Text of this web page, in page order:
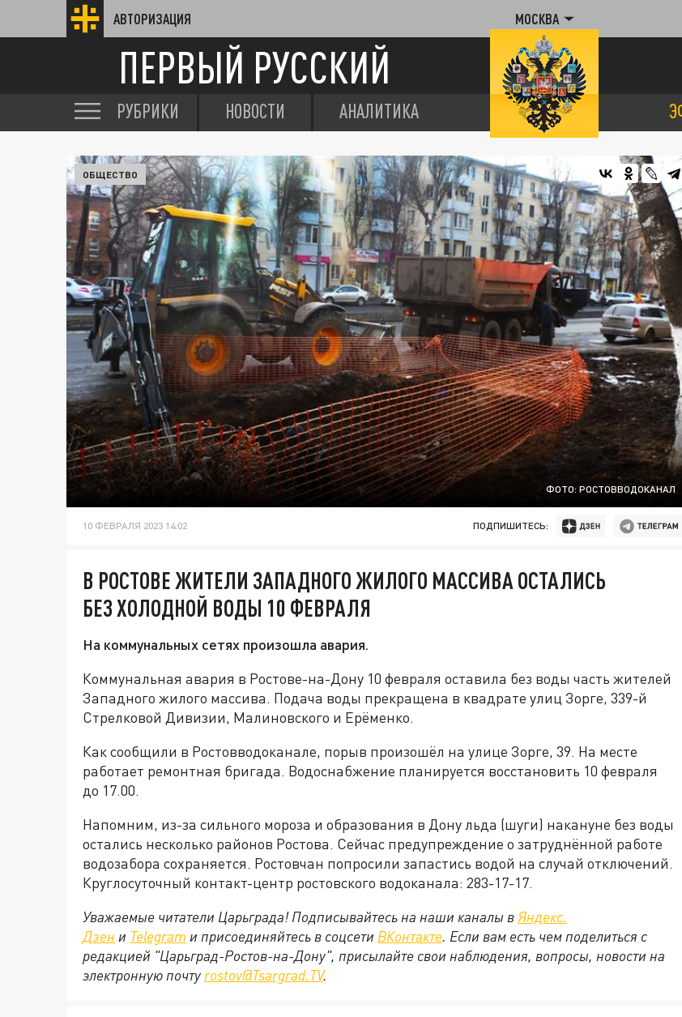
АВТОРИЗАЦИЯ МОСКВА
ПЕРВЫЙ РУССКИЙ
РУБРИКИ НОВОСТИ АНАЛИТИКА
ФОТО: РОСТОВВОДОКАНАЛ
ОБЩЕСТВО
10 ФЕВРАЛЯ 2023 14:02 ПОДПИШИТЕСЬ:
В РОСТОВЕ ЖИТЕЛИ ЗАПАДНОГО ЖИЛОГО МАССИВА ОСТАЛИСЬ
БЕЗ ХОЛОДНОЙ ВОДЫ 10 ФЕВРАЛЯ
На коммунальных сетях произошла авария.
Коммунальная авария в Ростове-на-Дону 10 февраля оставила без воды часть жителей
Западного жилого массива. Подача воды прекращена в квадрате улиц Зорге, 339-й
Стрелковой Дивизии, Малиновского и Ерёменко.
Как сообщили в Ростовводоканале, порыв произошёл на улице Зорге, 39. На месте
работает ремонтная бригада. Водоснабжение планируется восстановить 10 февраля
до 17.00.
Напомним, из-за сильного мороза и образования в Дону льда (шуги) накануне без воды
остались несколько районов Ростова. Сейчас предупреждение о затруднённой работе
водозабора сохраняется. Ростовчан попросили запастись водой на случай отключений.
Круглосуточный контакт-центр ростовского водоканала: 283-17-17.
Уважаемые читатели Царьграда! Подписывайтесь на наши каналы вЯндекс.
Дзен и Telegram и присоединяйтесь в соцсети ВКонтакте. Если вам есть чем поделиться с
редакцией "Царьград-Ростов-на-Дону", присылайте свои наблюдения, вопросы, новости на
электронную почту rostov@Tsargrad.ТV.